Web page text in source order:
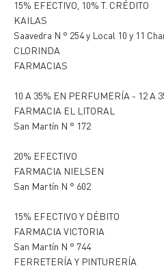
15% EFECTIVO, 10% T. CRÉDITO
KAILAS
Saavedra N ° 254 y Local 10 y 11
CLORINDA
FARMACIAS
10 A 35% EN PERFUMERÍA - 12 A
FARMACIA EL LITORAL
San Martín N ° 172
20% EFECTIVO
FARMACIA NIELSEN
San Martín N ° 602
15% EFECTIVO Y DÉBITO
FARMACIA VICTORIA
San Martín N ° 744
FERRETERÍA Y PINTURERÍA